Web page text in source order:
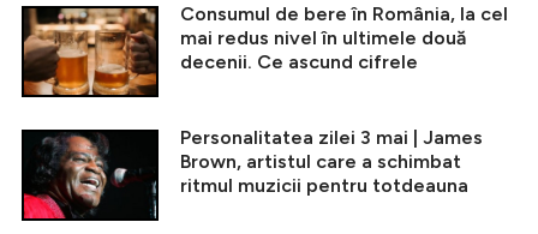
Consumul de bere în România, la cel
mai redus nivel în ultimele două
decenii. Ce ascund cifrele
Personalitatea zilei 3 mai | James
Brown, artistul care a schimbat
ritmul muzicii pentru totdeauna